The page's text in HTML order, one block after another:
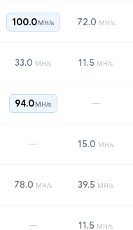
100.0MH/s 72.0 MH/s
33.0 MH/s 11.5 MH/s
94.0MH/s —
— 15.0 MH/s
78.0 MH/s 39.5 MH/s
— 11.5 MH/s